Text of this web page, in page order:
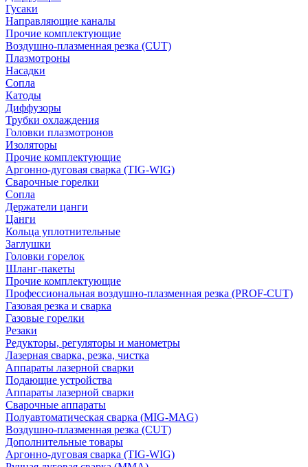
Гусаки
Направляющие каналы
Прочие комплектующие
Воздушно-плазменная резка (CUT)
Плазмотроны
Насадки
Сопла
Катоды
Диффузоры
Трубки охлаждения
Головки плазмотронов
Изоляторы
Прочие комплектующие
Аргонно-дуговая сварка (TIG-WIG)
Сварочные горелки
Сопла
Держатели цанги
Цанги
Кольца уплотнительные
Заглушки
Головки горелок
Шланг-пакеты
Прочие комплектующие
Профессиональная воздушно-плазменная резка (PROF-CUT)
Газовая резка и сварка
Газовые горелки
Резаки
Редукторы, регуляторы и манометры
Лазерная сварка, резка, чистка
Аппараты лазерной сварки
Подающие устройства
Аппараты лазерной сварки
Сварочные аппараты
Полуавтоматическая сварка (MIG-MAG)
Воздушно-плазменная резка (CUT)
Дополнительные товары
Аргонно-дуговая сварка (TIG-WIG)